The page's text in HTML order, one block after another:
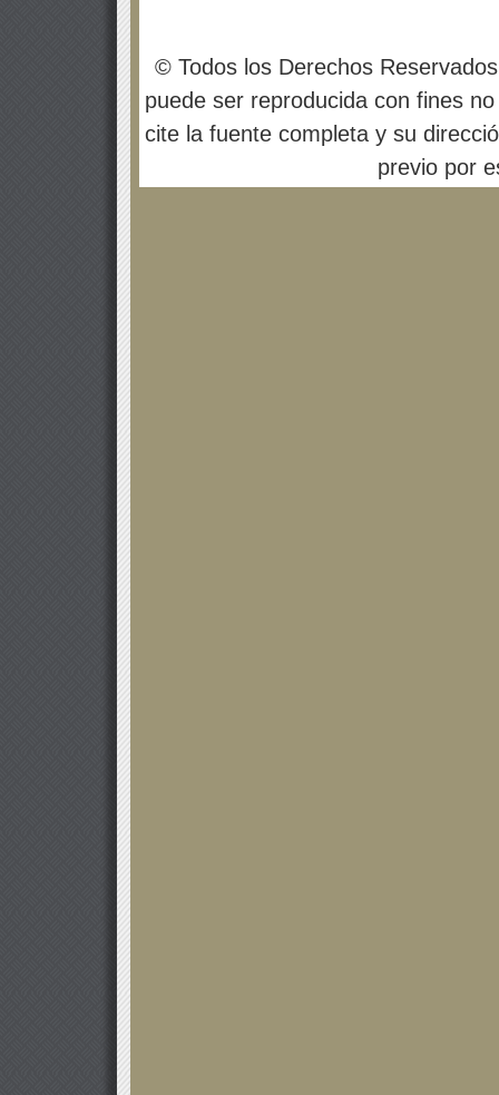
© Todos los Derechos
puede ser reproducida con fines
cite la fuente completa y su
previo por